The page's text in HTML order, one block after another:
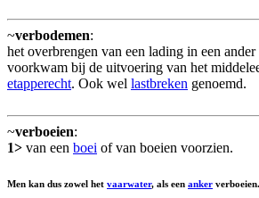
~verbodemen:
het overbrengen van een lading in een
voorkwam bij de uitvoering van het
etapperecht. Ook wel lastbreken genoemd.
~verboeien:
1> van een boei of van boeien voorzien.
Men kan dus zowel het vaarwater, als een anker verboeien.